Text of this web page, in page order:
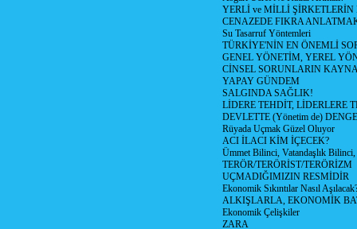
YERLİ ve MİLLİ
CENAZEDE FIKRA
Su Tasarruf Yöntemleri
TÜRKİYE'NİN EN ÖNEMLİ
GENEL YÖNETİM, YEREL
CİNSEL SORUNLARIN
YAPAY GÜNDEM
SALGINDA SAĞLIK!
LİDERE TEHDİT, LİDERLERE
DEVLETTE (Yönetim de)
Rüyada Uçmak Güzel Oluyor
ACI İLACI KİM İÇECEK?
Ümmet Bilinci, Vatandaşlık
TERÖR/TERÖRİST/TERÖRİZM
UÇMADIĞIMIZIN RESMİDİR
Ekonomik Sıkıntılar Nasıl
ALKIŞLARLA, EKONOMİK
Ekonomik Çelişkiler
ZARA